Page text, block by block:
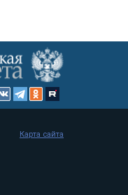
Карта сайта